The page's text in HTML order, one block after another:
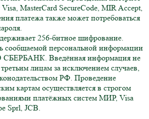
MasterCard SecureCode, MIR Accept,
платежа также может потребоваться
256-битное шифрование.
сообщаемой персональной информации
СБЕРБАНК. Введённая информация не
третьим лицам за исключением случаев,
РФ. Проведение
картам осуществляется в строгом
платёжных систем МИР, Visa
Sprl, JCB.